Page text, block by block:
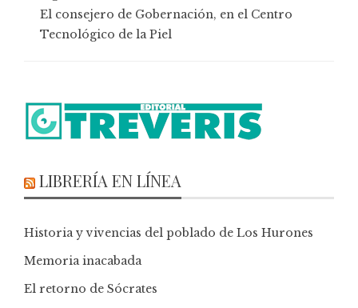
El consejero de Gobernación, en el Centro
Tecnológico de la Piel
LIBRERÍA EN LÍNEA
Historia y vivencias del poblado de Los Hurones
Memoria inacabada
El retorno de Sócrates